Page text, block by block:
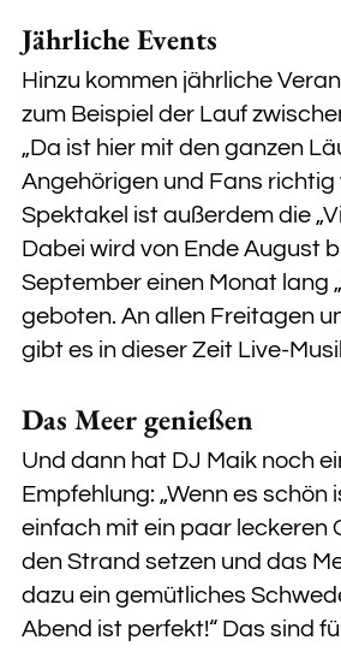
Jährliche Events
Hinzu kommen jährliche
zum Beispiel der Lauf
„Da ist hier mit den ganzen
Angehörigen und Fans richtig
Spektakel ist außerdem die
Dabei wird von Ende August
September einen Monat lang
geboten. An allen Freitagen
gibt es in dieser Zeit Live-
Das Meer genießen
Und dann hat DJ Maik noch
Empfehlung: „Wenn es schön
einfach mit ein paar leckeren
den Strand setzen und das
dazu ein gemütliches
Abend ist perfekt!“ Das sind